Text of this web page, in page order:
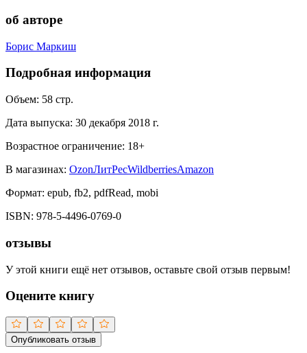
об авторе
Борис Маркиш
Подробная информация
Объем: 58 стр.
Дата выпуска: 30 декабря 2018 г.
Возрастное ограничение: 18+
В магазинах: OzonЛитРесWildberriesAmazon
Формат: epub, fb2, pdfRead, mobi
ISBN: 978-5-4496-0769-0
отзывы
У этой книги ещё нет отзывов, оставьте свой отзыв первым!
Оцените книгу
Опубликовать отзыв